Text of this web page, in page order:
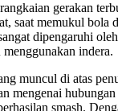
gerakan
saat memukul bola
dipengaruhi
indera.
muncul di atas
mengenai
smash.